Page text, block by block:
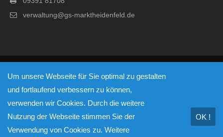
verwaltung@gs-marktheidenfeld.de
© Copyright 2026 - Friedrich-Fleischmann-Grundschule
Marktheidenfeld
Impressum
Datenschutzerklärung
Um unsere Webseite für Sie optimal zu gestalten
und fortlaufend verbessern zu können,
verwenden wir Cookies. Durch die weitere
Nutzung der Webseite stimmen Sie der
Verwendung von Cookies zu. Weitere
OK !